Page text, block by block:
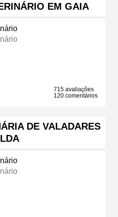
EM GAIA
715 avaliações
120 comentários
DE VALADARES
LDA